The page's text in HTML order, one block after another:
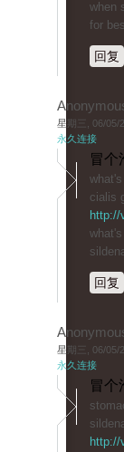
when
for
回复
星期三, 06/05/
永久连接
冒个
cialis
http://
回复
星期三, 06/05/
永久连接
冒个
http://